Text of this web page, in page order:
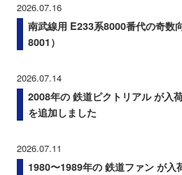
2026.07.16
南武線用 E233系8000番代の奇数
8001）
2026.07.14
2008年の 鉄道ピクトリアル が入
を追加しました
2026.07.11
1980〜1989年の 鉄道ファン が入